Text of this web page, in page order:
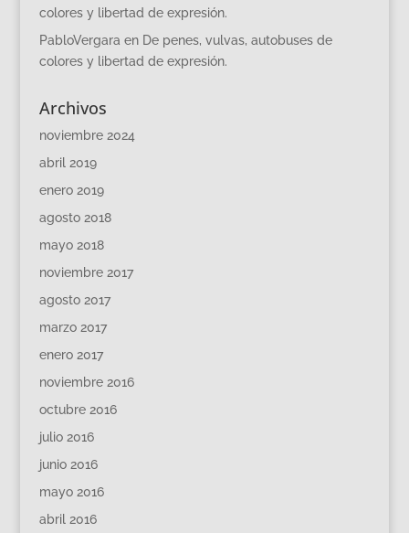
colores y libertad de expresión.
PabloVergara en De penes, vulvas, autobuses de
colores y libertad de expresión.
Archivos
noviembre 2024
abril 2019
enero 2019
agosto 2018
mayo 2018
noviembre 2017
agosto 2017
marzo 2017
enero 2017
noviembre 2016
octubre 2016
julio 2016
junio 2016
mayo 2016
abril 2016